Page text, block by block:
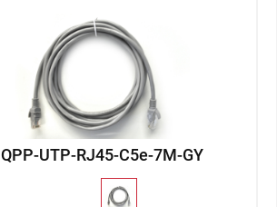
QPP-UTP-RJ45-C5e-7М-GY